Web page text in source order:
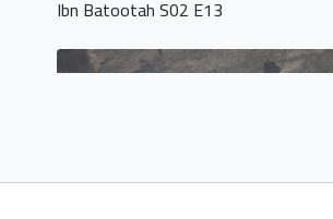
Ibn Batootah S02 E13